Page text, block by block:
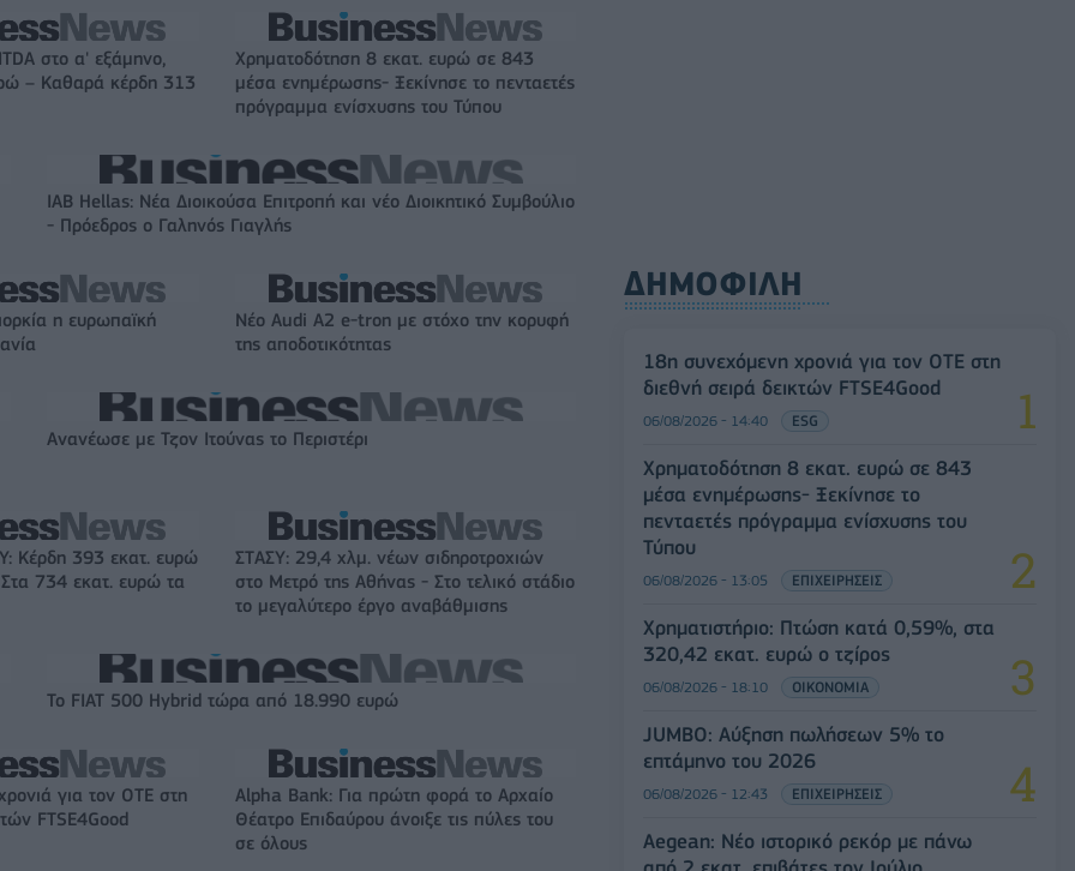
στο α' εξάμηνο,
– Καθαρά κέρδη 313
Χρηματοδότηση 8 εκατ. ευρώ σε 843
μέσα ενημέρωσης- Ξεκίνησε το πενταετές
πρόγραμμα ενίσχυσης του Τύπου
IAB Hellas: Νέα Διοικούσα Επιτροπή και νέο Διοικητικό Συμβούλιο
- Πρόεδρος ο Γαληνός Γιαγλής
η ευρωπαϊκή
Νέο Audi A2 e-tron με στόχο την κορυφή
της αποδοτικότητας
Ανανέωσε με Τζον Ιτούνας το Περιστέρι
Κέρδη 393 εκατ. ευρώ
734 εκατ. ευρώ τα
ΣΤΑΣΥ: 29,4 χλμ. νέων σιδηροτροχιών
στο Μετρό της Αθήνας - Στο τελικό στάδιο
το μεγαλύτερο έργο αναβάθμισης
Το FIAT 500 Hybrid τώρα από 18.990 ευρώ
για τον ΟΤΕ στη
FTSE4Good
Alpha Bank: Για πρώτη φορά το Αρχαίο
Θέατρο Επιδαύρου άνοιξε τις πύλες του
σε όλους
ΔΗΜΟΦΙΛΗ
18η συνεχόμενη χρονιά για τον ΟΤΕ στη
διεθνή σειρά δεικτών FTSE4Good
06/08/2026 - 14:40 ESG
Χρηματοδότηση 8 εκατ. ευρώ σε 843
μέσα ενημέρωσης- Ξεκίνησε το
πενταετές πρόγραμμα ενίσχυσης του
Τύπου
06/08/2026 - 13:05 ΕΠΙΧΕΙΡΗΣΕΙΣ
Χρηματιστήριο: Πτώση κατά 0,59%, στα
320,42 εκατ. ευρώ ο τζίρος
06/08/2026 - 18:10 ΟΙΚΟΝΟΜΙΑ
JUMBO: Αύξηση πωλήσεων 5% το
επτάμηνο του 2026
06/08/2026 - 12:43 ΕΠΙΧΕΙΡΗΣΕΙΣ
Aegean: Νέο ιστορικό ρεκόρ με πάνω